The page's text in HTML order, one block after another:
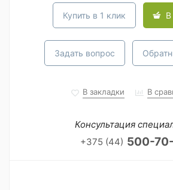
Купить в 1 клик В
Задать вопрос
В закладки В
Консультация
+375 (44) 500-